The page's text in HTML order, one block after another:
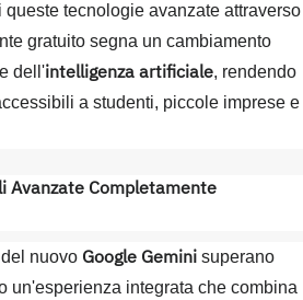
queste tecnologie avanzate attraverso
gratuito segna un cambiamento
dell'intelligenza artificiale, rendendo
a studenti, piccole imprese e
Avanzate Completamente
nuovo Google Gemini superano
un'esperienza integrata che combina